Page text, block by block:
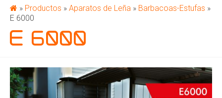
» Productos » Aparatos de Leña » Barbacoas-Estufas »
E 6000
E 6000